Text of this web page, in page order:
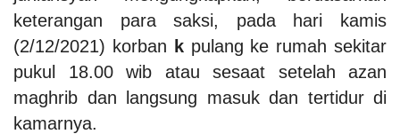
keterangan para saksi, pada hari kamis
(2/12/2021) korban kpulang ke rumah sekitar
pukul 18.00 wib atau sesaat setelah azan
maghrib dan langsung masuk dan tertidur di
kamarnya.